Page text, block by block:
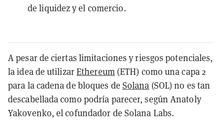
de liquidez y el comercio.
A pesar de ciertas limitaciones y riesgos potenciales,
la idea de utilizarEthereum(ETH) como una capa 2
para la cadena de bloques de Solana (SOL) no es tan
descabellada como podría parecer, según Anatoly
Yakovenko, el cofundador de Solana Labs.